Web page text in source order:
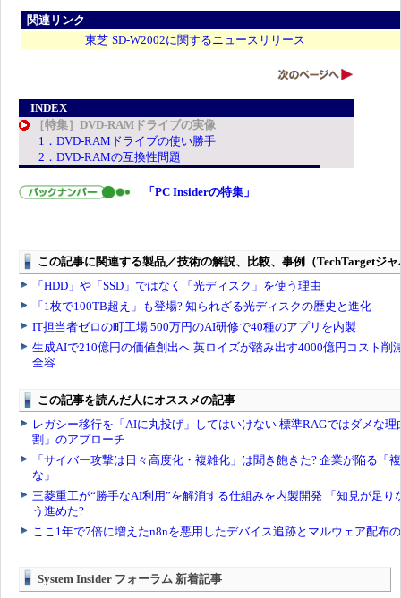
関連リンク
東芝 SD-W2002に関するニュースリリース
INDEX
［特集］DVD-RAMドライブの実像
1．DVD-RAMドライブの使い勝手
2．DVD-RAMの互換性問題
「PC Insiderの特集」
System Insider フォーラム 新着記事